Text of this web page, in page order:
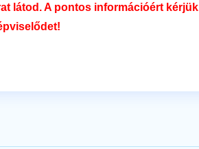
látod. A pontos információért